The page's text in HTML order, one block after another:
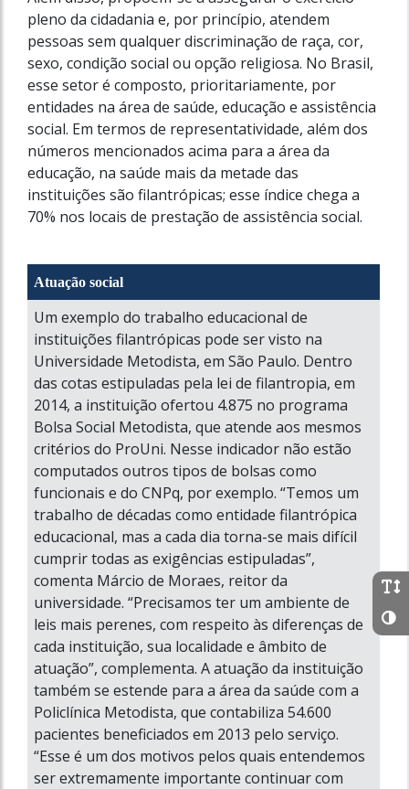
pleno da cidadania e, por princípio, atendem
pessoas sem qualquer discriminação de raça, cor,
sexo, condição social ou opção religiosa. No Brasil,
esse setor é composto, prioritariamente, por
entidades na área de saúde, educação e assistência
social. Em termos de representatividade, além dos
números mencionados acima para a área da
educação, na saúde mais da metade das
instituições são filantrópicas; esse índice chega a
70% nos locais de prestação de assistência social.
Atuação social
Um exemplo do trabalho educacional de
instituições filantrópicas pode ser visto na
Universidade Metodista, em São Paulo. Dentro
das cotas estipuladas pela lei de filantropia, em
2014, a instituição ofertou 4.875 no programa
Bolsa Social Metodista, que atende aos mesmos
critérios do ProUni. Nesse indicador não estão
computados outros tipos de bolsas como
funcionais e do CNPq, por exemplo. “Temos um
trabalho de décadas como entidade filantrópica
educacional, mas a cada dia torna-se mais difícil
cumprir todas as exigências estipuladas”,
comenta Márcio de Moraes, reitor da
universidade. “Precisamos ter um ambiente de
leis mais perenes, com respeito às diferenças de
cada instituição, sua localidade e âmbito de
atuação”, complementa. A atuação da instituição
também se estende para a área da saúde com a
Policlínica Metodista, que contabiliza 54.600
pacientes beneficiados em 2013 pelo serviço.
“Esse é um dos motivos pelos quais entendemos
ser extremamente importante continuar com